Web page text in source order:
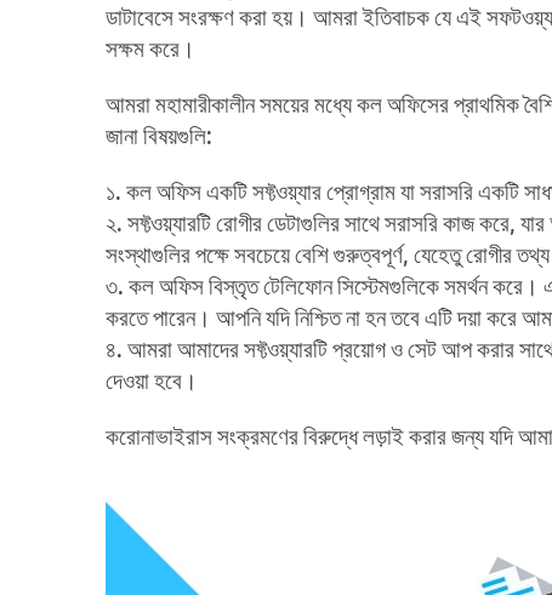
ডাটাবেসে সংরক্ষণ করা হয়। আমরা ইতিবাচক যে এই
সক্ষম করে।
আমরা মহামারীকালীন সময়ের মধ্যে কল অফিসের প্রাথমিক
জানা বিষয়গুলি:
১. কল অফিস একটি সফ্টওয়্যার প্রোগ্রাম যা সরাসরি একটি
২. সফ্টওয়্যারটি রোগীর ডেটাগুলির সাথে সরাসরি কাজ করে,
সংস্থাগুলির পক্ষে সবচেয়ে বেশি গুরুত্বপূর্ণ, যেহেতু রোগীর
৩. কল অফিস বিস্তৃত টেলিফোন সিস্টেমগুলিকে সমর্থন করে।
করতে পারেন। আপনি যদি নিশ্চিত না হন তবে এটি দয়া করে
৪. আমরা আমাদের সফ্টওয়্যারটি প্রয়োগ ও সেট আপ করার
দেওয়া হবে।
করোনাভাইরাস সংক্রমণের বিরুদ্ধে লড়াই করার জন্য যদি